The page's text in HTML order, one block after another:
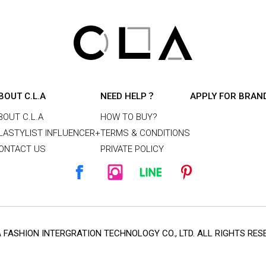
C.L.A
C.L.A
INFLUENCER+
US
NEED HELP？
HOW TO BUY?
TERMS & CONDITIONS
PRIVATE POLICY
APPLY FOR
INTERGRATION TECHNOLOGY CO., LTD. ALL RIGHTS